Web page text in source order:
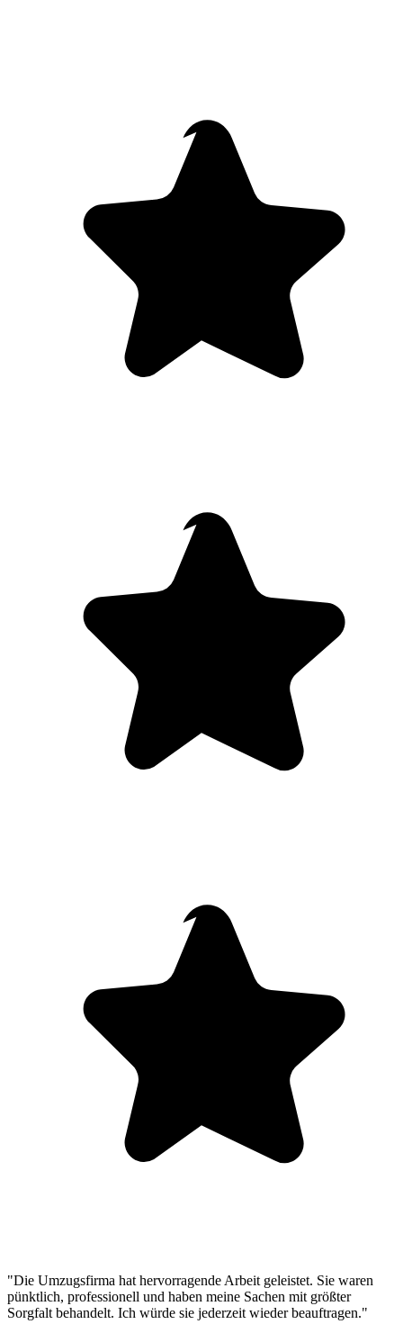
"Die Umzugsfirma hat hervorragende Arbeit geleistet. Sie waren
pünktlich, professionell und haben meine Sachen mit größter
Sorgfalt behandelt. Ich würde sie jederzeit wieder beauftragen."